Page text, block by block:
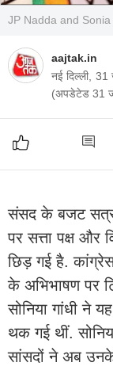
JP Nadda and
aajtak.in
नई दिल्ली, 31
(अपडेटेड 31
संसद के बजट सत्र
पर सत्ता पक्ष और
छिड़ गई है. कांग्रेस
के अभिभाषण पर
सोनिया गांधी ने
थक गई थीं.
सांसदों ने अब उनके